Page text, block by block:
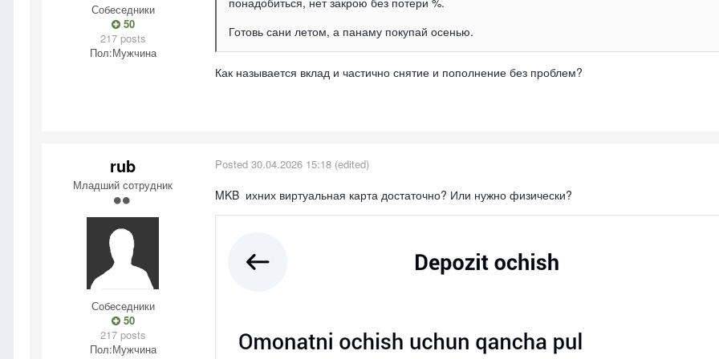
Собеседники
50
217 posts
Пол:Мужчина
Готовь сани летом, а панаму покупай осенью.
Как называется вклад и частично снятие и пополнение без проблем?
rub
Младший сотрудник
Собеседники
50
217 posts
Пол:Мужчина
Posted 30.04.2026 15:18 (edited)
MKB ихних виртуальная карта достаточно? Или нужно физически?